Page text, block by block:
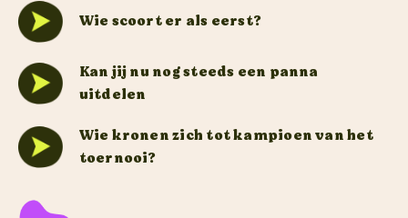
Wie scoort er als eerst?
Kan jij nu nog steeds een panna
uitdelen
Wie kronen zich tot kampioen van het
toernooi?